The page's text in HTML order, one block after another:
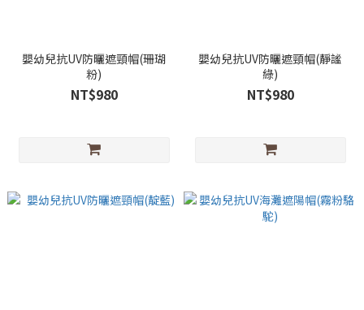
嬰幼兒抗UV防曬遮頸帽(珊瑚
粉)
NT$980
嬰幼兒抗UV防曬遮頸帽(靜謐
綠)
NT$980